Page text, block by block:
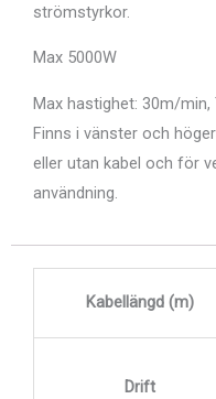
strömstyrkor.
Max 5000W
Max hastighet: 30m/min,
Finns i vänster och
eller utan kabel och för
användning.
Kabellängd (m)
Drift